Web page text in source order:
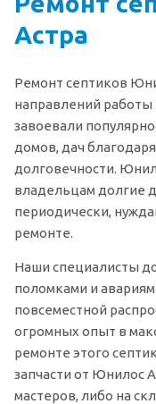
Астра
Ремонт септиков
направлений
завоевали
домов, дач
долговечности.
владельцам долгие
периодически,
ремонте.
Наши специалисты
поломками и
повсеместной
огромных опыт в
ремонте этого
запчасти от Юнилос
мастеров, либо на